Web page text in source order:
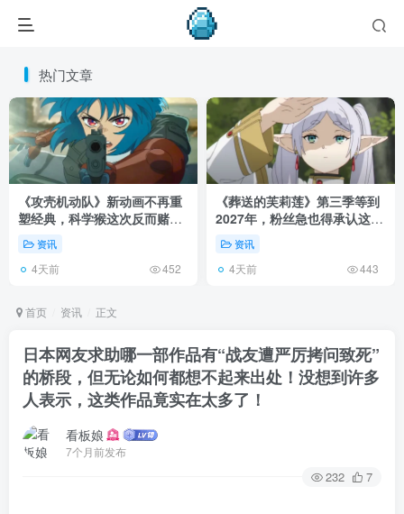
热门文章
《攻壳机动队》新动画不再重
塑经典，科学猴这次反而赌对
了！资讯
4天前 452
《葬送的芙莉莲》第三季等到
2027年，粉丝急也得承认这次
慢得有道理！
资讯
4天前 443
首页 资讯 正文
日本网友求助哪一部作品有“战友遭严厉拷问致死”
的桥段，但无论如何都想不起来出处！没想到许多
人表示，这类作品竟实在太多了！
看板娘
7个月前发布
232 7